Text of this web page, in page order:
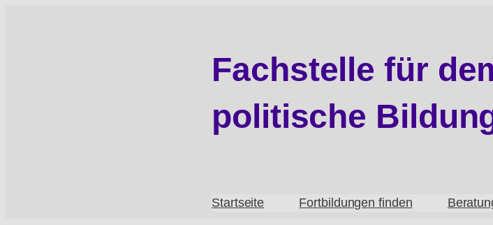
Fachstelle für
politische
Startseite Fortbildungen finden